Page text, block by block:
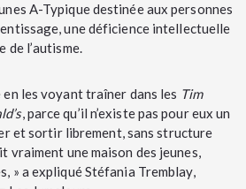
A-Typique destinée aux personnes
une déficience intellectuelle
de l’autisme.
les voyant traîner dans les Tim
, parce qu’il n’existe pas pour eux un
et sortir librement, sans structure
vraiment une maison des jeunes,
» a expliqué Stéfania Tremblay,